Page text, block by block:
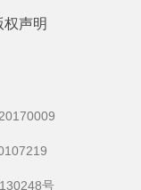
权声明
号